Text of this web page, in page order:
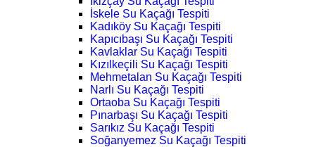
İskele Su Kaçağı Tespiti
Kadıköy Su Kaçağı Tespiti
Kapıcıbaşı Su Kaçağı Tespiti
Kavlaklar Su Kaçağı Tespiti
Kızılkeçili Su Kaçağı Tespiti
Mehmetalan Su Kaçağı Tespiti
Narlı Su Kaçağı Tespiti
Ortaoba Su Kaçağı Tespiti
Pınarbaşı Su Kaçağı Tespiti
Sarıkız Su Kaçağı Tespiti
Soğanyemez Su Kaçağı Tespiti